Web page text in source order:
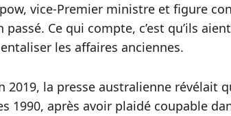
vice-Premier ministre et figure
Ce qui compte, c’est qu’ils
les affaires anciennes.
la presse australienne révélait
1990, après avoir plaidé coupable